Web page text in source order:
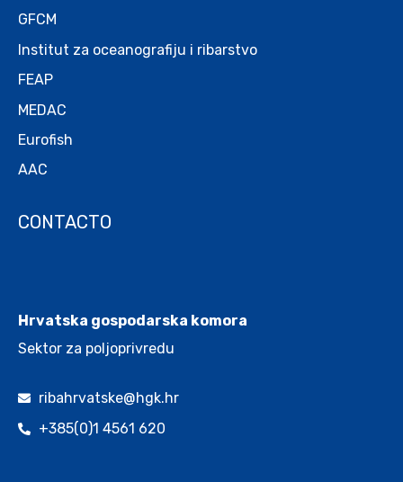
GFCM
Institut za oceanografiju i ribarstvo
FEAP
MEDAC
Eurofish
AAC
CONTACTO
Hrvatska gospodarska komora
Sektor za poljoprivredu
ribahrvatske@hgk.hr
+385(0)1 4561 620